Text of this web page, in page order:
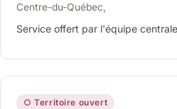
Centre-du-Québec,
Service offert par l'équipe
○ Territoire ouvert